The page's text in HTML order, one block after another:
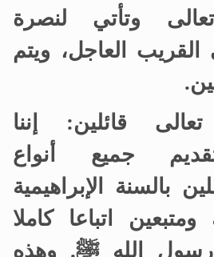
وتأتي لنصرة
العاجل، ويتم
.
قائلين: إننا
جميع أنواع
بالسنة الإبراهيمية
اتباعا كاملا
رسول الله ﷺ. وهذه